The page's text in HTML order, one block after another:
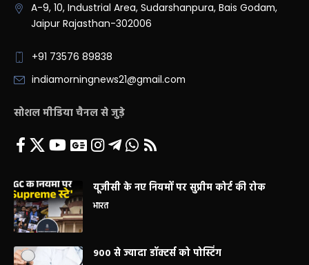
A-9, 10, Industrial Area, Sudarshanpura, Bais Godam,
Jaipur Rajasthan-302006
+91 73576 89838
indiamorningnews21@gmail.com
सोशल मीडिया चैनल से जुड़े
यूजीसी के नए नियमों पर सुप्रीम कोर्ट की रोक
भारत
900 से ज्यादा डॉक्टर्स को पोस्टिंग